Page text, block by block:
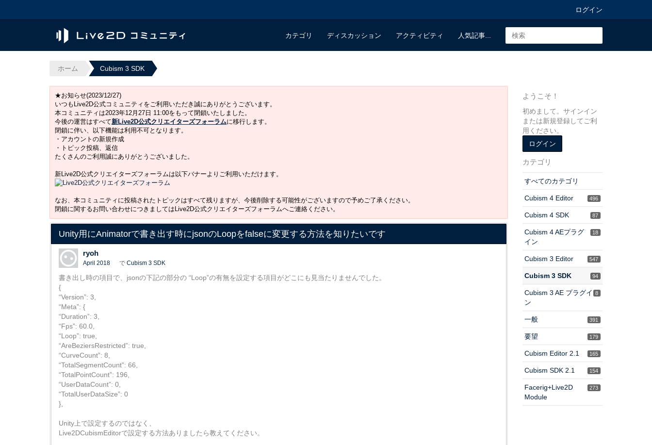
ログイン
カテゴリ ディスカッション アクティビティ 人気記事...
ホーム Cubism 3 SDK
★お知らせ(2023/12/27)
いつもLive2D公式コミュニティをご利用いただき誠にありがとうございます。
本コミュニティは2023年12月27日 11:00をもって閉鎖いたしました。
今後の運営はすべて新Live2D公式クリエイターズフォーラムに移行します。
閉鎖に伴い、以下機能は利用不可となります。
・アカウントの新規作成
・トピック投稿、返信
たくさんのご利用誠にありがとうございました。
新Live2D公式クリエイターズフォーラムは以下バナーよりご利用いただけます。
なお、本コミュニティに投稿されたトピックはすべて残りますが、今後削除する可能性がございますので予めご了承ください。
閉鎖に関するお問い合わせにつきましてはLive2D公式クリエイターズフォーラムへご連絡ください。
Unity用にAnimatorで書き出す時にjsonのLoopをfalseに変更する方法を知りたいです
ryoh
April 2018 で Cubism 3 SDK
書き出し時の項目で、jsonの下記の部分の “Loop”の有無を設定する項目がどこにも見当たりませんでした。
{
“Version”: 3,
“Meta”: {
“Duration”: 3,
“Fps”: 60.0,
“Loop”: true,
“AreBeziersRestricted”: true,
“CurveCount”: 8,
“TotalSegmentCount”: 66,
“TotalPointCount”: 196,
“UserDataCount”: 0,
“TotalUserDataSize”: 0
},
Unity上で設定するのではなく、
Live2DCubismEditorで設定する方法ありましたら教えてください。
ようこそ！
初めまして。サインイン
または新規登録してご利
用ください。
ログイン
カテゴリ
すべてのカテゴリ
496
Cubism 4 Editor
87
Cubism 4 SDK
18
Cubism 4 AEプラグ
イン
547
Cubism 3 Editor
94
Cubism 3 SDK
8
Cubism 3 AE プラグイ
ン
391
一般
179
要望
165
Cubism Editor 2.1
154
Cubism SDK 2.1
273
Facerig+Live2D
Module